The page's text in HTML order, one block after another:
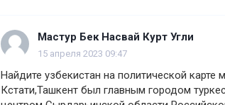
Мастур Бек Насвай Курт Угли
15 апреля 2023 09:47
Найдите узбекистан на политической
Кстати,Ташкент был главным городом